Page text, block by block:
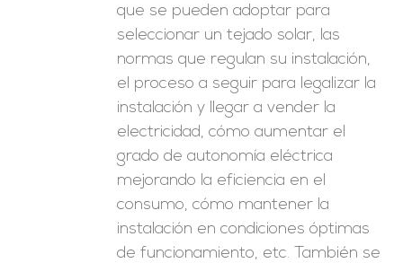
que se pueden adoptar para
seleccionar un tejado solar, las
normas que regulan su instalación,
el proceso a seguir para legalizar la
instalación y llegar a vender la
electricidad, cómo aumentar el
grado de autonomía eléctrica
mejorando la eficiencia en el
consumo, cómo mantener la
instalación en condiciones óptimas
de funcionamiento, etc. También se